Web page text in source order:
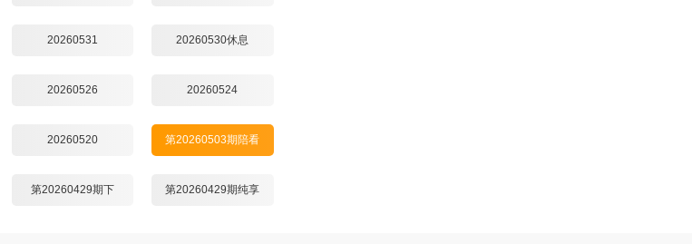
20260531 20260530休息
20260526 20260524
20260520 第20260503期陪看
第20260429期下 第20260429期纯享